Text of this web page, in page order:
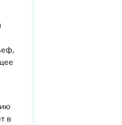
в